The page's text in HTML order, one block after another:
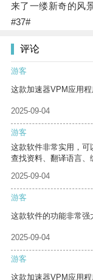
来了一缕新奇的风景
#37#
评论
游客
这款加速器VPM应用程
2025-09-04
游客
这款软件非常实用，
查找资料、翻译语言、
2025-09-04
游客
这款软件的功能非常强
2025-09-04
游客
这款加速器VPM应用